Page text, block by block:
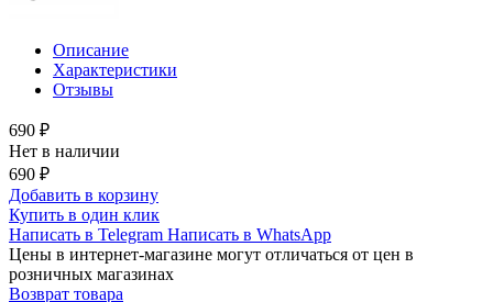
Описание
Характеристики
Отзывы
690 ₽
Нет в наличии
690 ₽
Добавить в корзину
Купить в один клик
Написать в Telegram Написать в WhatsApp
Цены в интернет-магазине могут отличаться от цен в
розничных магазинах
Возврат товара